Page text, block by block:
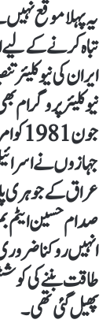
یہ پہلا موقع
تباہ کرنے کے لیے
ایران کی
جہازوں نے
عراق کے جوہری
صدام حسین ایٹم
انہیں روکنا
طاقت بننے کی
پھیل گئی تھی۔